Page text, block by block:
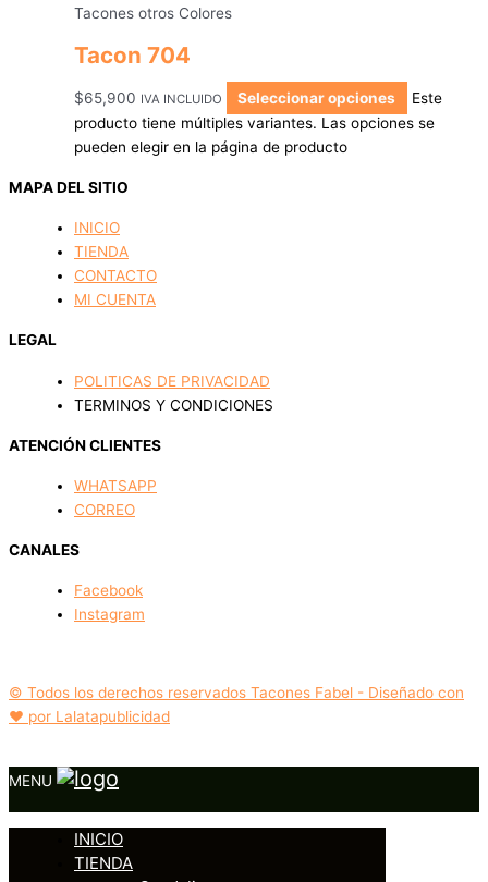
Tacones otros Colores
Tacon 704
$65,900 IVA INCLUIDO Seleccionar opciones
Este
producto tiene múltiples variantes. Las opciones se
pueden elegir en la página de producto
MAPA DEL SITIO
INICIO
TIENDA
CONTACTO
MI CUENTA
LEGAL
POLITICAS DE PRIVACIDAD
TERMINOS Y CONDICIONES
ATENCIÓN CLIENTES
WHATSAPP
CORREO
CANALES
Facebook
Instagram
© Todos los derechos reservados Tacones Fabel - Diseñado con
❤️ por Lalatapublicidad
MENU
INICIO
TIENDA